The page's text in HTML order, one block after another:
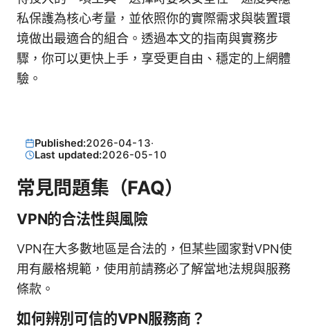
私保護為核心考量，並依照你的實際需求與裝置環
境做出最適合的組合。透過本文的指南與實務步
驟，你可以更快上手，享受更自由、穩定的上網體
驗。
Published:2026-04-13·
Last updated:2026-05-10
常見問題集（FAQ）
VPN的合法性與風險
VPN在大多數地區是合法的，但某些國家對VPN使
用有嚴格規範，使用前請務必了解當地法規與服務
條款。
如何辨別可信的VPN服務商？